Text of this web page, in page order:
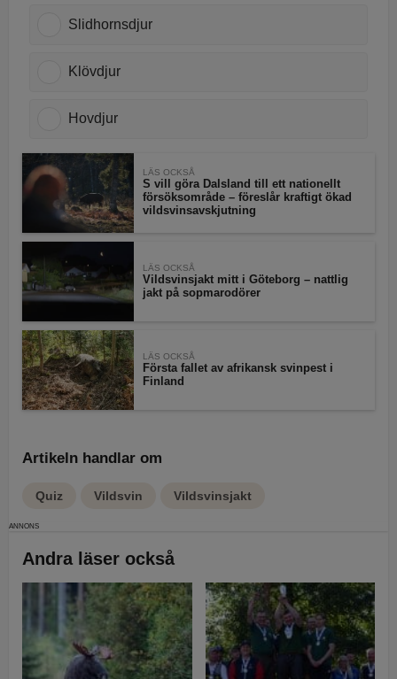
Slidhornsdjur
Klövdjur
Hovdjur
LÄS OCKSÅ
S vill göra Dalsland till ett nationellt
försöksområde – föreslår kraftigt ökad
vildsvinsavskjutning
LÄS OCKSÅ
Vildsvinsjakt mitt i Göteborg – nattlig
jakt på sopmarodörer
LÄS OCKSÅ
Första fallet av afrikansk svinpest i
Finland
Artikeln handlar om
Quiz Vildsvin Vildsvinsjakt
Andra läser också